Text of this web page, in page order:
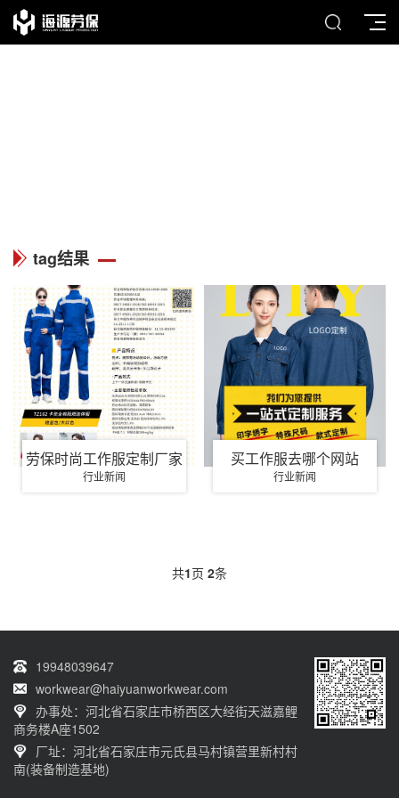
tag结果
劳保时尚工作服定制厂家
行业新闻
买工作服去哪个网站
行业新闻
共1页 2条
19948039647
workwear@haiyuanworkwear.com
办事处：河北省石家庄市桥西区大经街天滋嘉鲤
商务楼A座1502
厂址：河北省石家庄市元氏县马村镇营里新村村
南(装备制造基地)